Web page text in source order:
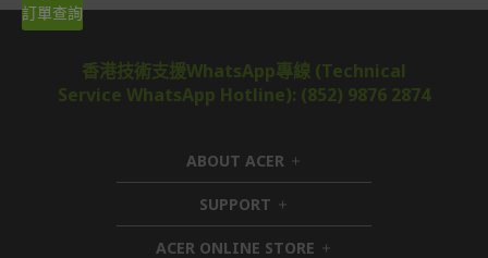
香港技術支援WhatsApp專線 (Technical
Service WhatsApp Hotline): (852) 9876 2874
ABOUT ACER h
i
d
e
SUPPORT h
i
d
ACER ONLINE STORE h
訂單查詢